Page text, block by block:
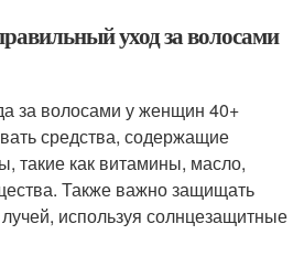
уход за волосами
за волосами у женщин 40+
средства, содержащие
такие как витамины, масло,
Также важно защищать
используя солнцезащитные